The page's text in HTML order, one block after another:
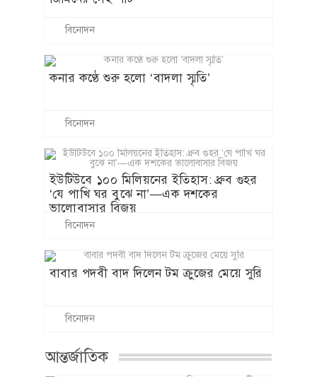
বিনোদন
কনার কণ্ঠে শুরু হলো ‘বাদলা স্মৃতি’
বিনোদন
ইউটিউবে ১০০ মিলিয়নের ইতিহাস: ধ্রুব গুহর
‘যে পাখি ঘর বুঝে না’—এক দশকের
ভালোবাসার বিজয়
বিনোদন
বাবার পদবী বাদ দিলেন টম ক্রুজের মেয়ে সুরি
বিনোদন
আন্তর্জাতিক